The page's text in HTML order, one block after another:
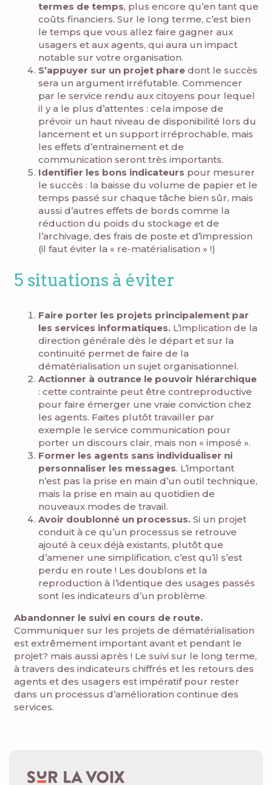
termes de temps, plus encore qu’en tant que
coûts financiers. Sur le long terme, c’est bien
le temps que vous allez faire gagner aux
usagers et aux agents, qui aura un impact
notable sur votre organisation.
S’appuyer sur un projet phare dont le succès
sera un argument irréfutable. Commencer
par le service rendu aux citoyens pour lequel
il y a le plus d’attentes : cela impose de
prévoir un haut niveau de disponibilité lors du
lancement et un support irréprochable, mais
les effets d’entrainement et de
communication seront très importants.
Identifier les bons indicateurs pour mesurer
le succès : la baisse du volume de papier et le
temps passé sur chaque tâche bien sûr, mais
aussi d’autres effets de bords comme la
réduction du poids du stockage et de
l’archivage, des frais de poste et d’impression
(il faut éviter la « re-matérialisation » !)
5 situations à éviter
Faire porter les projets principalement par
les services informatiques. L’implication de la
direction générale dès le départ et sur la
continuité permet de faire de la
dématérialisation un sujet organisationnel.
Actionner à outrance le pouvoir hiérarchique
: cette contrainte peut être contreproductive
pour faire émerger une vraie conviction chez
les agents. Faites plutôt travailler par
exemple le service communication pour
porter un discours clair, mais non « imposé ».
Former les agents sans individualiser ni
personnaliser les messages. L’important
n’est pas la prise en main d’un outil technique,
mais la prise en main au quotidien de
nouveaux modes de travail.
Avoir doublonné un processus. Si un projet
conduit à ce qu’un processus se retrouve
ajouté à ceux déjà existants, plutôt que
d’amener une simplification, c’est qu’il s’est
perdu en route ! Les doublons et la
reproduction à l’identique des usages passés
sont les indicateurs d’un problème.
Abandonner le suivi en cours de route.
Communiquer sur les projets de dématérialisation
est extrêmement important avant et pendant le
projet? mais aussi après ! Le suivi sur le long terme,
à travers des indicateurs chiffrés et les retours des
agents et des usagers est impératif pour rester
dans un processus d’amélioration continue des
services.